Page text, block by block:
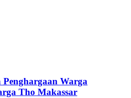
Warga
Tho Makassar